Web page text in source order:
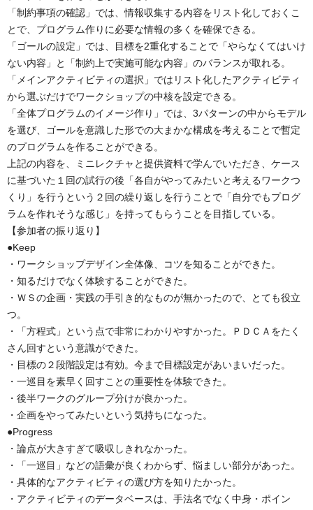
「制約事項の確認」では、情報収集する内容をリスト化しておくこ
とで、プログラム作りに必要な情報の多くを確保できる。
「ゴールの設定」では、目標を2重化することで「やらなくてはいけ
ない内容」と「制約上で実施可能な内容」のバランスが取れる。
「メインアクティビティの選択」ではリスト化したアクティビティ
から選ぶだけでワークショップの中核を設定できる。
「全体プログラムのイメージ作り」では、3パターンの中からモデル
を選び、ゴールを意識した形での大まかな構成を考えることで暫定
のプログラムを作ることができる。
上記の内容を、ミニレクチャと提供資料で学んでいただき、ケース
に基づいた１回の試行の後「各自がやってみたいと考えるワークつ
くり」を行うという２回の繰り返しを行うことで「自分でもプログ
ラムを作れそうな感じ」を持ってもらうことを目指している。
【参加者の振り返り】
●Keep
・ワークショップデザイン全体像、コツを知ることができた。
・知るだけでなく体験することができた。
・ＷＳの企画・実践の手引き的なものが無かったので、とても役立
つ。
・「方程式」という点で非常にわかりやすかった。ＰＤＣＡをたく
さん回すという意識ができた。
・目標の２段階設定は有効。今まで目標設定があいまいだった。
・一巡目を素早く回すことの重要性を体験できた。
・後半ワークのグループ分けが良かった。
・企画をやってみたいという気持ちになった。
●Progress
・論点が大きすぎて吸収しきれなかった。
・「一巡目」などの語彙が良くわからず、悩ましい部分があった。
・具体的なアクティビティの選び方を知りたかった。
・アクティビティのデータベースは、手法名でなく中身・ポイン